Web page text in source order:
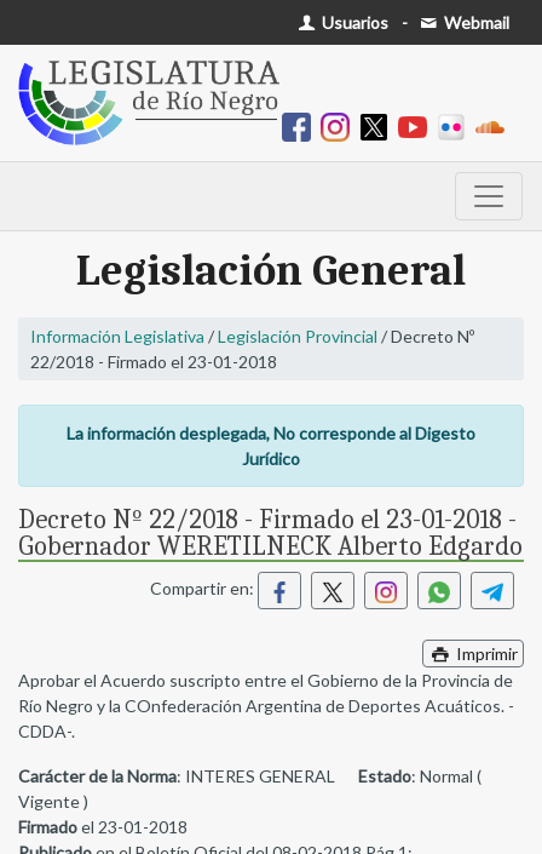
Usuarios - Webmail
Legislación General
Información Legislativa /Legislación Provincial / Decreto Nº
22/2018 - Firmado el 23-01-2018
La información desplegada, No corresponde al Digesto
Jurídico
Decreto Nº 22/2018 - Firmado el 23-01-2018 -
Gobernador WERETILNECK Alberto Edgardo
Compartir en:
Imprimir
Aprobar el Acuerdo suscripto entre el Gobierno de la Provincia de
Río Negro y la COnfederación Argentina de Deportes Acuáticos. -
CDDA-.
Carácter de la Norma: INTERES GENERAL Estado: Normal (
Vigente )
Firmadoel 23-01-2018